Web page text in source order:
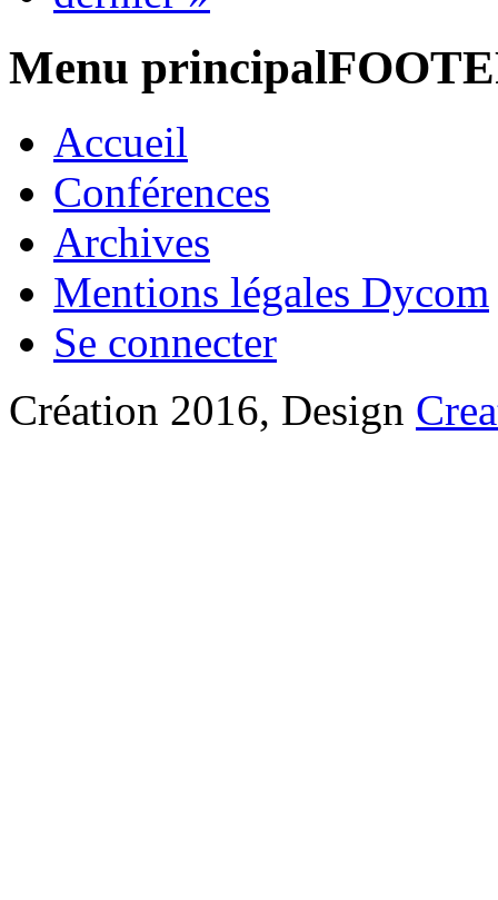
Menu
Accueil
Conférences
Archives
Mentions légales Dycom
Se connecter
Création 2016, Design